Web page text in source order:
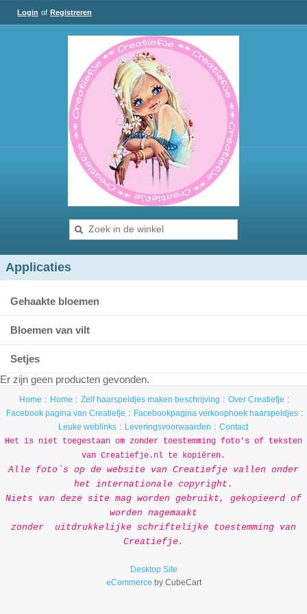
Login of Registreren
Applicaties
Gehaakte bloemen
Bloemen van vilt
Setjes
Er zijn geen producten gevonden.
Home Home Zelf haarspeldjes maken beschrijving
Over Creatiefje
Facebook pagina van Creatiefje
Facebookpagina verkoophoek haarspeldjes
Leuke weblinks
Leveringsvoorwaarden
Contact
Het is niet toegestaan om zonder toestemming foto's of teksten
van Creatiefje.nl te kopiëren.
Alle foto`s op de website van Creatiefje vallen onder
het internationale copyright.
Niets van deze site mag worden gebruikt, gekopieerd of
worden nagemaakt
zonder uitdrukkelijke schriftelijke toestemming van
Creatiefje.
Desktop Site
eCommerce by CubeCart